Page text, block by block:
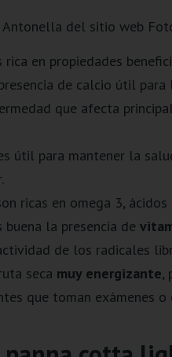
del sitio web
en propiedades
de calcio útil
que afecta
útil para mantener la
ricas en omega 3,
la presencia de
de los radicales
seca muy energizante,
que toman exámenes